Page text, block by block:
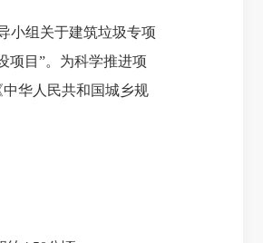
小组关于建筑垃圾专项
项目”。为科学推进项
华人民共和国城乡规